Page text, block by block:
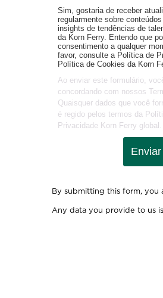
Sim, gostaria de receber
regularmente sobre conteúdos
insights de tendências de
da Korn Ferry. Entendo que
consentimento a qualquer
favor, consulte a Política de
Política de Cookies da Korn
Ao enviar este formulário,
concordando com nossos
Quaisquer dados que você
é regido pelos termos da
Privacidade Korn Ferry global
Enviar
By submitting this form,
Any data you provide to us